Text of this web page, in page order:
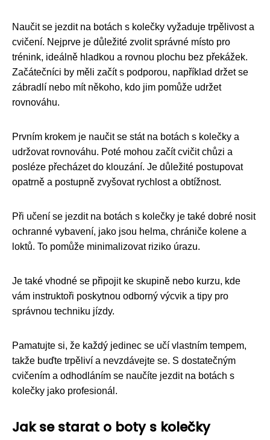
Naučit se jezdit na botách s kolečky vyžaduje trpělivost a
cvičení. Nejprve je důležité zvolit správné místo pro
trénink, ideálně hladkou a rovnou plochu bez překážek.
Začátečníci by měli začít s podporou, například držet se
zábradlí nebo mít někoho, kdo jim pomůže udržet
rovnováhu.
Prvním krokem je naučit se stát na botách s kolečky a
udržovat rovnováhu. Poté mohou začít cvičit chůzi a
posléze přecházet do klouzání. Je důležité postupovat
opatrně a postupně zvyšovat rychlost a obtížnost.
Při učení se jezdit na botách s kolečky je také dobré nosit
ochranné vybavení, jako jsou helma, chrániče kolene a
loktů. To pomůže minimalizovat riziko úrazu.
Je také vhodné se připojit ke skupině nebo kurzu, kde
vám instruktoři poskytnou odborný výcvik a tipy pro
správnou techniku jízdy.
Pamatujte si, že každý jedinec se učí vlastním tempem,
takže buďte trpěliví a nevzdávejte se. S dostatečným
cvičením a odhodláním se naučíte jezdit na botách s
kolečky jako profesionál.
Jak se starat o boty s kolečky